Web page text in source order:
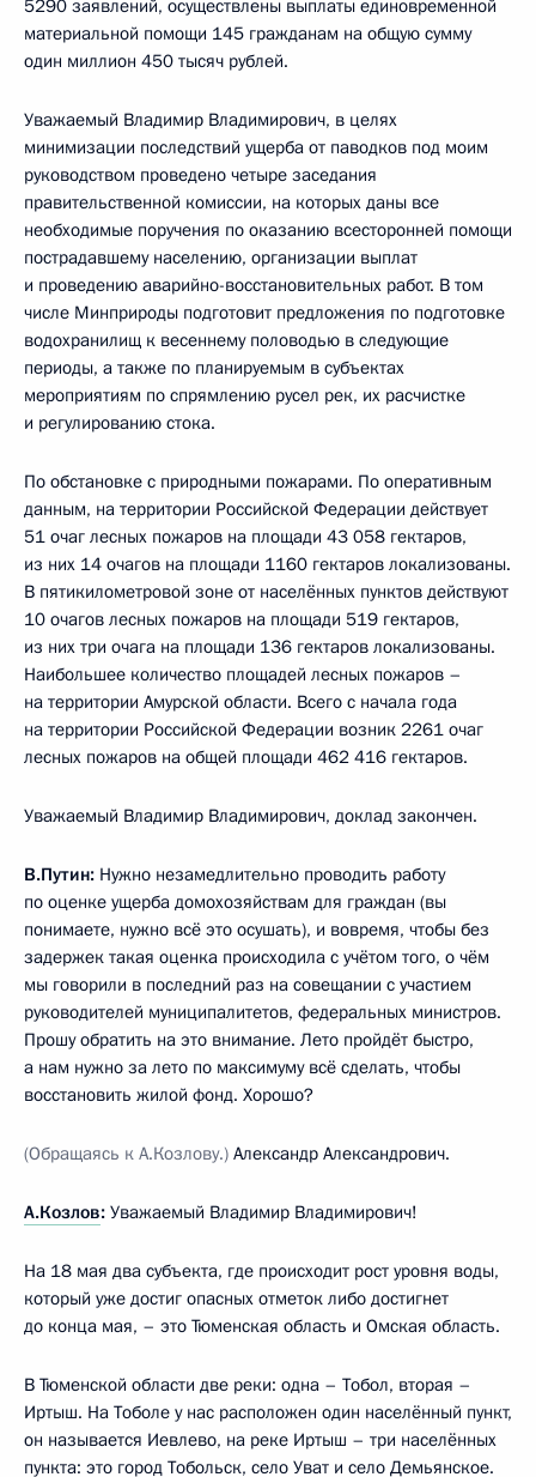
5290 заявлений, осуществлены выплаты единовременной
материальной помощи 145 гражданам на общую сумму
один миллион 450 тысяч рублей.
Уважаемый Владимир Владимирович, в целях
минимизации последствий ущерба от паводков под моим
руководством проведено четыре заседания
правительственной комиссии, на которых даны все
необходимые поручения по оказанию всесторонней помощи
пострадавшему населению, организации выплат
и проведению аварийно-восстановительных работ. В том
числе Минприроды подготовит предложения по подготовке
водохранилищ к весеннему половодью в следующие
периоды, а также по планируемым в субъектах
мероприятиям по спрямлению русел рек, их расчистке
и регулированию стока.
По обстановке с природными пожарами. По оперативным
данным, на территории Российской Федерации действует
51 очаг лесных пожаров на площади 43 058 гектаров,
из них 14 очагов на площади 1160 гектаров локализованы.
В пятикилометровой зоне от населённых пунктов действуют
10 очагов лесных пожаров на площади 519 гектаров,
из них три очага на площади 136 гектаров локализованы.
Наибольшее количество площадей лесных пожаров –
на территории Амурской области. Всего с начала года
на территории Российской Федерации возник 2261 очаг
лесных пожаров на общей площади 462 416 гектаров.
Уважаемый Владимир Владимирович, доклад закончен.
В.Путин: Нужно незамедлительно проводить работу
по оценке ущерба домохозяйствам для граждан (вы
понимаете, нужно всё это осушать), и вовремя, чтобы без
задержек такая оценка происходила с учётом того, о чём
мы говорили в последний раз на совещании с участием
руководителей муниципалитетов, федеральных министров.
Прошу обратить на это внимание. Лето пройдёт быстро,
а нам нужно за лето по максимуму всё сделать, чтобы
восстановить жилой фонд. Хорошо?
(Обращаясь к А.Козлову.) Александр Александрович.
А.Козлов: Уважаемый Владимир Владимирович!
На 18 мая два субъекта, где происходит рост уровня воды,
который уже достиг опасных отметок либо достигнет
до конца мая, – это Тюменская область и Омская область.
В Тюменской области две реки: одна – Тобол, вторая –
Иртыш. На Тоболе у нас расположен один населённый пункт,
он называется Иевлево, на реке Иртыш – три населённых
пункта: это город Тобольск, село Уват и село Демьянское.